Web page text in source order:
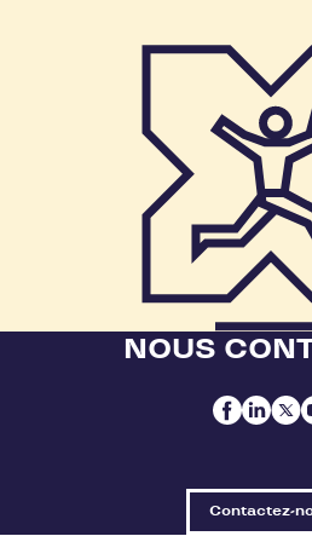
NOUS
Contactez-